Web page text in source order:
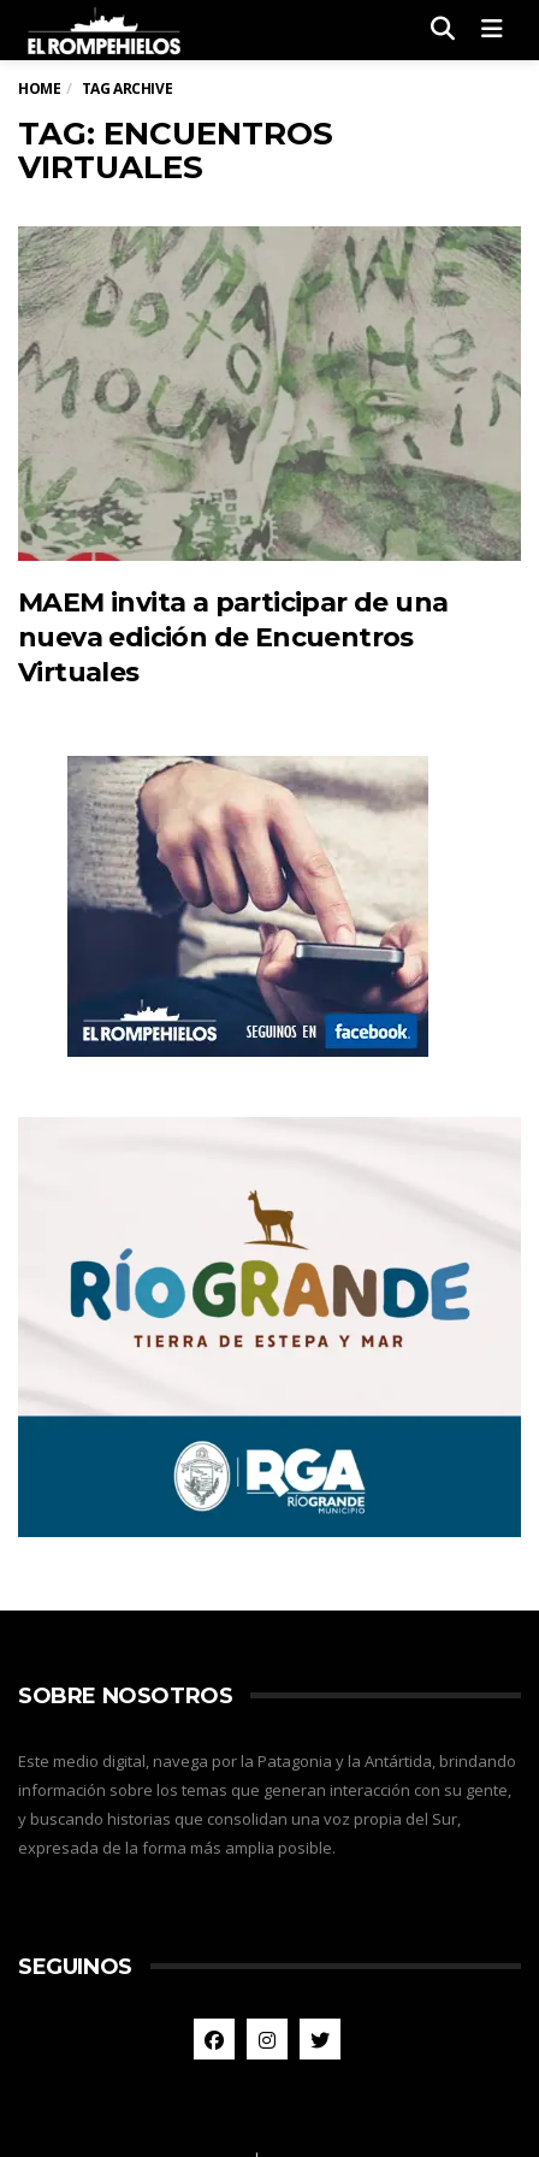
HOME TAG ARCHIVE
TAG: ENCUENTROS
VIRTUALES
MAEM invita a participar de una
nueva edición de Encuentros
Virtuales
SOBRE NOSOTROS
Este medio digital, navega por la Patagonia y la Antártida, brindando
información sobre los temas que generan interacción con su gente,
y buscando historias que consolidan una voz propia del Sur,
expresada de la forma más amplia posible.
SEGUINOS